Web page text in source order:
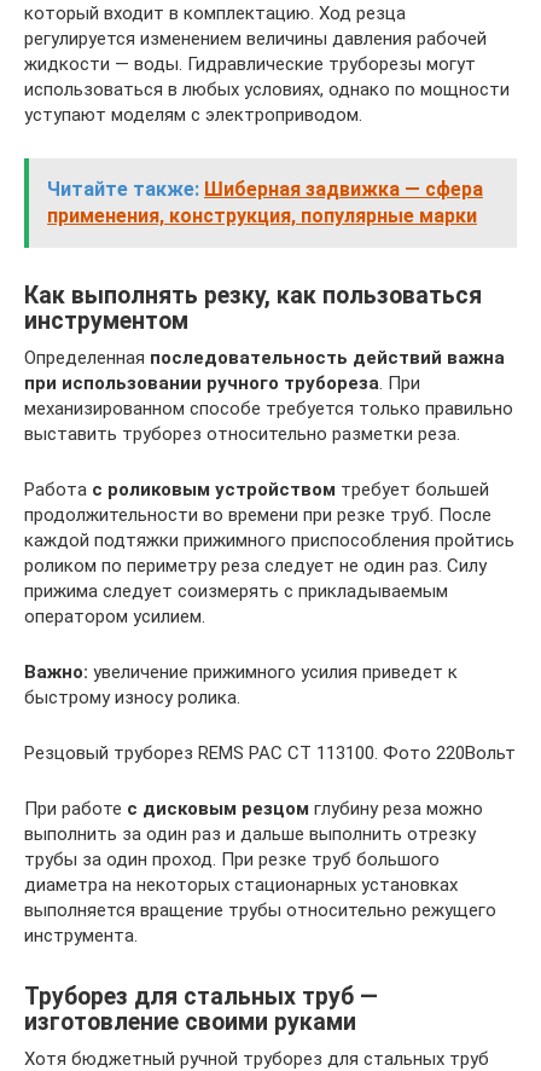
который входит в комплектацию. Ход резца
регулируется изменением величины давления рабочей
жидкости — воды. Гидравлические труборезы могут
использоваться в любых условиях, однако по мощности
уступают моделям с электроприводом.
Читайте также: Шиберная задвижка — сфера
применения, конструкция, популярные марки
Как выполнять резку, как пользоваться
инструментом
Определенная последовательность действий важна
при использовании ручного трубореза. При
механизированном способе требуется только правильно
выставить труборез относительно разметки реза.
Работа с роликовым устройством требует большей
продолжительности во времени при резке труб. После
каждой подтяжки прижимного приспособления пройтись
роликом по периметру реза следует не один раз. Силу
прижима следует соизмерять с прикладываемым
оператором усилием.
Важно: увеличение прижимного усилия приведет к
быстрому износу ролика.
Резцовый труборез REMS PAC CT 113100. Фото 220Вольт
При работе с дисковым резцом глубину реза можно
выполнить за один раз и дальше выполнить отрезку
трубы за один проход. При резке труб большого
диаметра на некоторых стационарных установках
выполняется вращение трубы относительно режущего
инструмента.
Труборез для стальных труб —
изготовление своими руками
Хотя бюджетный ручной труборез для стальных труб